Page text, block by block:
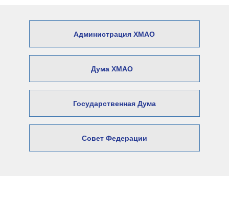
Администрация ХМАО
Дума ХМАО
Государственная Дума
Совет Федерации